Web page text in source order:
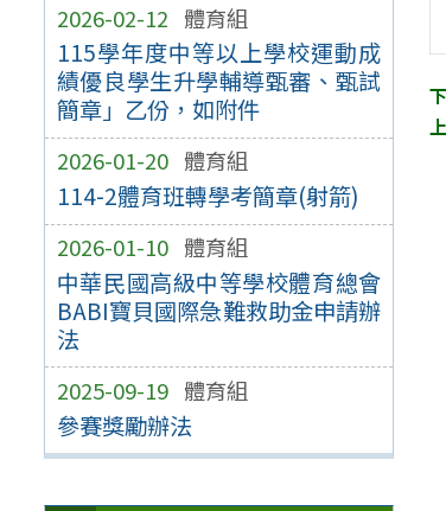
2026-02-12 體育組
115學年度中等以上學校運動成
績優良學生升學輔導甄審、甄試
簡章」乙份，如附件
2026-01-20 體育組
114-2體育班轉學考簡章(射箭)
2026-01-10 體育組
中華民國高級中等學校體育總會
BABI寶貝國際急難救助金申請辦
法
2025-09-19 體育組
參賽獎勵辦法